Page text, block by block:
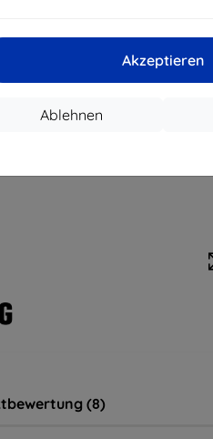
Akzeptieren
Ablehnen
(8)